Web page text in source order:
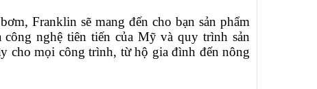
Franklin sẽ mang đến cho bạn sản phẩm
nghệ tiên tiến của Mỹ và quy trình sản
cho mọi công trình, từ hộ gia đình đến nông